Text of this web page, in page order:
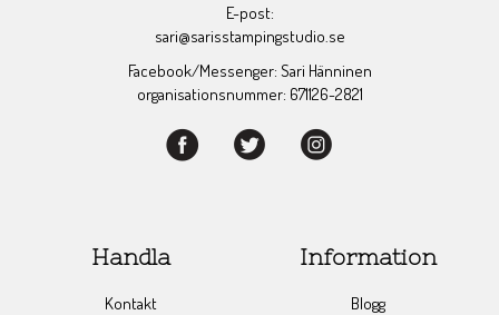
E-post:
sari@sarisstampingstudio.se
Facebook/Messenger: Sari Hänninen
organisationsnummer: 671126-2821
Handla
Kontakt
Information
Blogg